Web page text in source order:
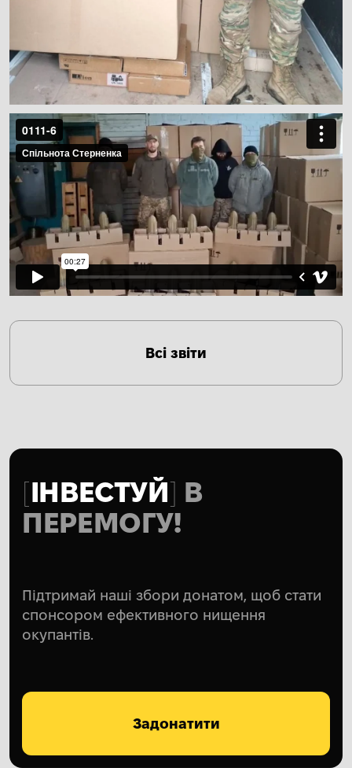
Всі звіти
ІНВЕСТУЙ В
ПЕРЕМОГУ!
Підтримай наші збори донатом, щоб стати
спонсором ефективного нищення
окупантів.
Задонатити